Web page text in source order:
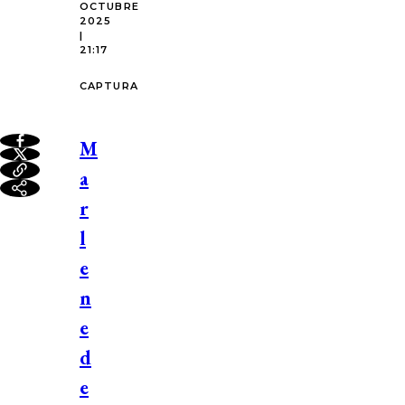
OCTUBRE
2025
|
21:17
CAPTURA
M
a
r
l
e
n
e
d
e